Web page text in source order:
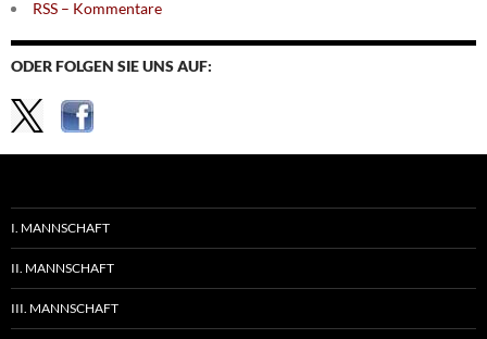
RSS – Kommentare
ODER FOLGEN SIE UNS AUF:
I. MANNSCHAFT
II. MANNSCHAFT
III. MANNSCHAFT